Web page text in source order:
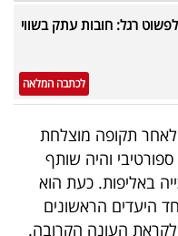
רגל: חובות עתק בשווי
לכתבה המלאה
לאחר תקופה מוצלחת
והיה שותף
באליפות. כעת הוא
היעדים הראשונים
לקראת העונה הקרובה.